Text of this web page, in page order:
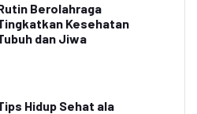
Berolahraga
Kesehatan
dan Jiwa
Hidup Sehat ala